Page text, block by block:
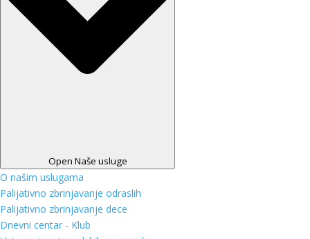
Open Naše usluge
O našim uslugama
Palijativno zbrinjavanje odraslih
Palijativno zbrinjavanje dece
Dnevni centar - Klub